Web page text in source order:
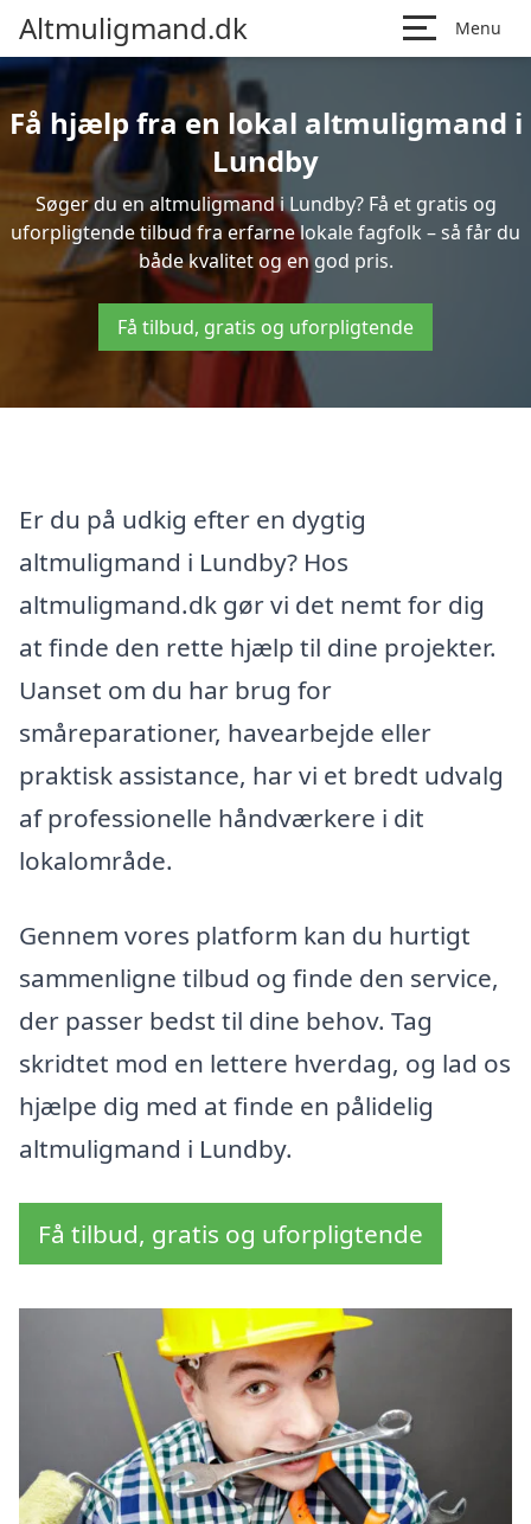
Altmuligmand.dk Menu
Få hjælp fra en lokal altmuligmand i
Lundby
Søger du en altmuligmand i Lundby? Få et gratis og
uforpligtende tilbud fra erfarne lokale fagfolk – så får du
både kvalitet og en god pris.
Få tilbud, gratis og uforpligtende
Er du på udkig efter en dygtig
altmuligmand i Lundby? Hos
altmuligmand.dk gør vi det nemt for dig
at finde den rette hjælp til dine projekter.
Uanset om du har brug for
småreparationer, havearbejde eller
praktisk assistance, har vi et bredt udvalg
af professionelle håndværkere i dit
lokalområde.
Gennem vores platform kan du hurtigt
sammenligne tilbud og finde den service,
der passer bedst til dine behov. Tag
skridtet mod en lettere hverdag, og lad os
hjælpe dig med at finde en pålidelig
altmuligmand i Lundby.
Få tilbud, gratis og uforpligtende